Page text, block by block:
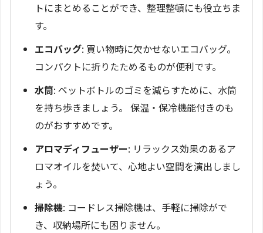
トにまとめることができ、整理整頓にも役立ちま
す。
エコバッグ: 買い物時に欠かせないエコバッグ。
コンパクトに折りたためるものが便利です。
水筒: ペットボトルのゴミを減らすために、水筒
を持ち歩きましょう。 保温・保冷機能付きのも
のがおすすめです。
アロマディフューザー: リラックス効果のあるア
ロマオイルを焚いて、心地よい空間を演出しまし
ょう。
掃除機: コードレス掃除機は、手軽に掃除がで
き、収納場所にも困りません。